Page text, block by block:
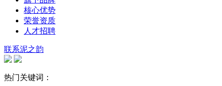
核心优势
荣誉资质
人才招聘
联系泥之韵
热门关键词：